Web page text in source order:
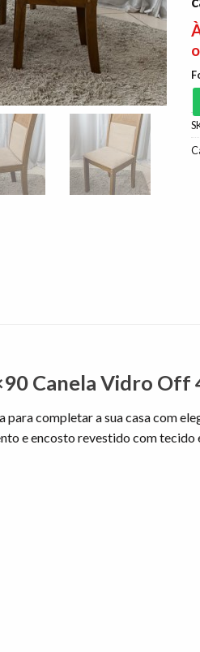
Canela Vidro Off
completar a sua casa com
e encosto revestido com